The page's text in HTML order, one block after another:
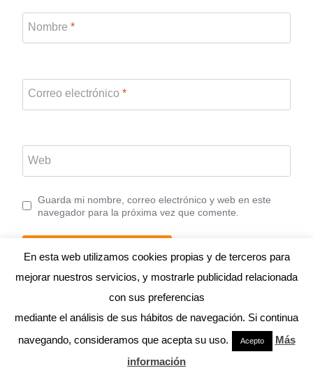
Nombre *
Correo electrónico *
Web
Guarda mi nombre, correo electrónico y web en este
navegador para la próxima vez que comente.
© 2026 ANDRÉS MACARIO
En esta web utilizamos cookies propias y de terceros para
mejorar nuestros servicios, y mostrarle publicidad relacionada
con sus preferencias
mediante el análisis de sus hábitos de navegación. Si continua
navegando, consideramos que acepta su uso.
Acepto
Más
información